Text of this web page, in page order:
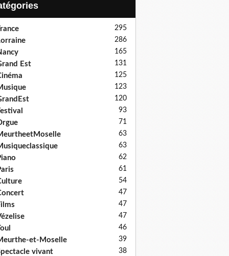
295
286
165
Est 131
125
123
120
93
71
63
63
62
61
54
47
47
47
46
et-Moselle 39
vivant 38